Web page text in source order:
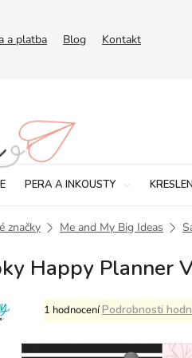
a platba Blog Kontakt
PERA A INKOUSTY
značky Me and My Big Ideas
Happy Planner
Průměrné
hodnocení
je
1 hodnoceníPodrobnosti